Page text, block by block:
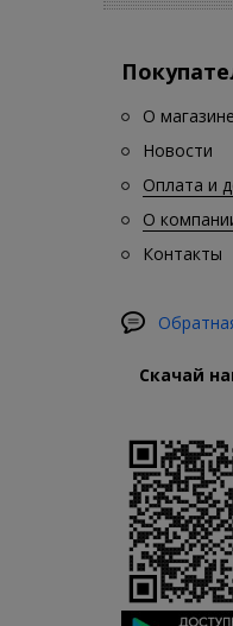
О магазине
Новости
Оплата и
О
Контакты
Скачай